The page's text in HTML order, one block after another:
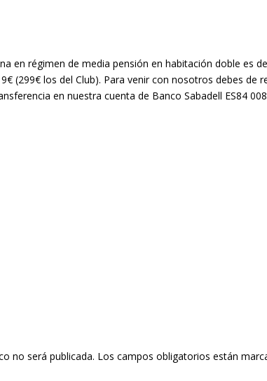
en régimen de media pensión en habitación doble es
(299€ los del Club). Para venir con nosotros debes
en nuestra cuenta de Banco Sabadell ES84
no será publicada. Los campos obligatorios están